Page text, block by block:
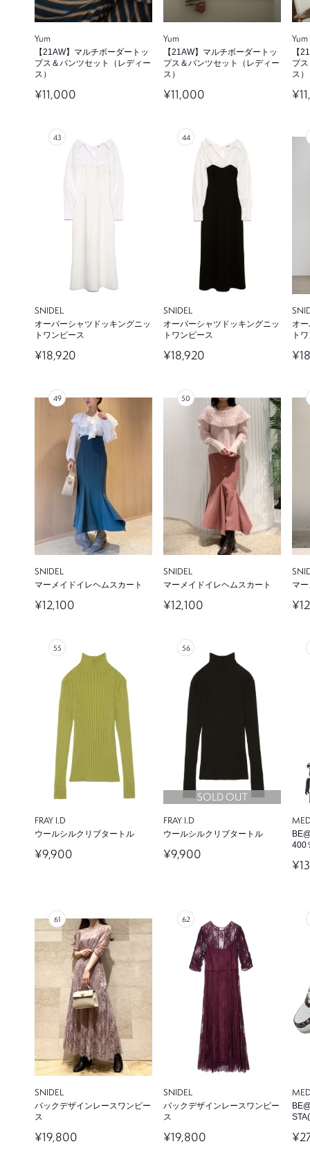
Yum
【21AW】マルチボーダートッ
プス＆パンツセット（レディー
ス）
¥11,000
Yum
【21AW】マルチボーダートッ
プス＆パンツセット（レディー
ス）
¥11,000
Yum
【
プ
ス）
SNIDEL
オーバーシャツドッキングニッ
トワンピース
¥18,920
SNIDEL
オーバーシャツドッキングニッ
トワンピース
¥18,920
オ
ト
SNIDEL
マーメイドイレヘムスカート
¥12,100
SNIDEL
マーメイドイレヘムスカート
¥12,100
マ
FRAY I.D
ウールシルクリブタートル
¥9,900
SOLD OUT
FRAY I.D
ウールシルクリブタートル
¥9,900
400
SNIDEL
バックデザインレースワンピー
ス
¥19,800
SNIDEL
バックデザインレースワンピー
ス
¥19,800